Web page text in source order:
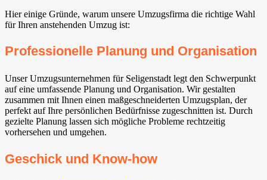
Hier einige Gründe, warum unsere Umzugsfirma die richtige Wahl
für Ihren anstehenden Umzug ist:
Professionelle Planung und Organisation
Unser Umzugsunternehmen für Seligenstadt legt den Schwerpunkt
auf eine umfassende Planung und Organisation. Wir gestalten
zusammen mit Ihnen einen maßgeschneiderten Umzugsplan, der
perfekt auf Ihre persönlichen Bedürfnisse zugeschnitten ist. Durch
gezielte Planung lassen sich mögliche Probleme rechtzeitig
vorhersehen und umgehen.
Geschick und Know-how